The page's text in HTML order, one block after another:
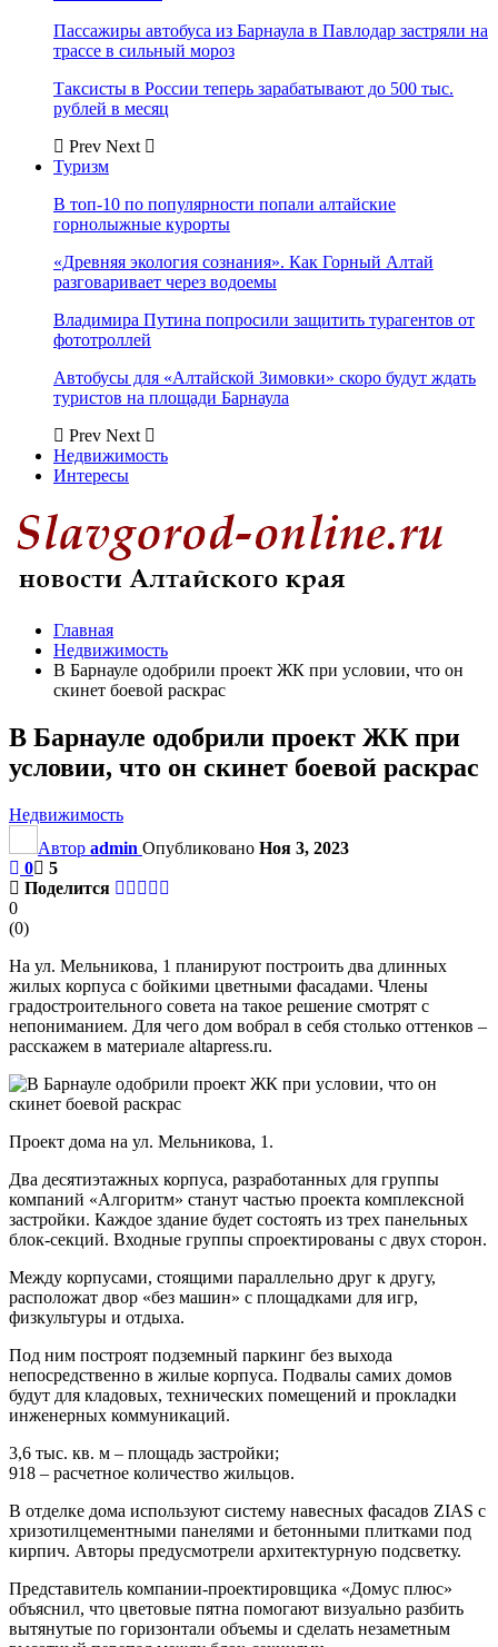
Пассажиры автобуса из Барнаула в Павлодар застряли на
трассе в сильный мороз
Таксисты в России теперь зарабатывают до 500 тыс.
рублей в месяц
Prev Next
Туризм
В топ-10 по популярности попали алтайские
горнолыжные курорты
«Древняя экология сознания». Как Горный Алтай
разговаривает через водоемы
Владимира Путина попросили защитить турагентов от
фототроллей
Автобусы для «Алтайской Зимовки» скоро будут ждать
туристов на площади Барнаула
Prev Next
Недвижимость
Интересы
Главная
Недвижимость
В Барнауле одобрили проект ЖК при условии, что он
скинет боевой раскрас
В Барнауле одобрили проект ЖК при
условии, что он скинет боевой раскрас
Недвижимость
Автор admin Опубликовано Ноя 3, 2023
0
5
Поделится
0
(0)
На ул. Мельникова, 1 планируют построить два длинных
жилых корпуса с бойкими цветными фасадами. Члены
градостроительного совета на такое решение смотрят с
непониманием. Для чего дом вобрал в себя столько оттенков –
расскажем в материале altapress.ru.
Проект дома на ул. Мельникова, 1.
Два десятиэтажных корпуса, разработанных для группы
компаний «Алгоритм» станут частью проекта комплексной
застройки. Каждое здание будет состоять из трех панельных
блок-секций. Входные группы спроектированы с двух сторон.
Между корпусами, стоящими параллельно друг к другу,
расположат двор «без машин» с площадками для игр,
физкультуры и отдыха.
Под ним построят подземный паркинг без выхода
непосредственно в жилые корпуса. Подвалы самих домов
будут для кладовых, технических помещений и прокладки
инженерных коммуникаций.
3,6 тыс. кв. м – площадь застройки;
918 – расчетное количество жильцов.
В отделке дома используют систему навесных фасадов ZIAS с
хризотилцементными панелями и бетонными плитками под
кирпич. Авторы предусмотрели архитектурную подсветку.
Представитель компании-проектировщика «Домус плюс»
объяснил, что цветовые пятна помогают визуально разбить
вытянутые по горизонтали объемы и сделать незаметным